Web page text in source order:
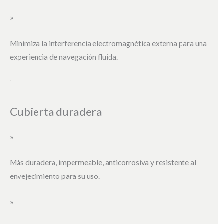
»
Minimiza la interferencia electromagnética externa para una
experiencia de navegación fluida.
‘
Cubierta duradera
»
Más duradera, impermeable, anticorrosiva y resistente al
envejecimiento para su uso.
»